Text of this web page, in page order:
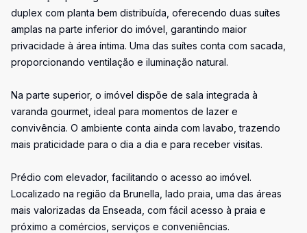
duplex com planta bem distribuída, oferecendo duas suítes
amplas na parte inferior do imóvel, garantindo maior
privacidade à área íntima. Uma das suítes conta com sacada,
proporcionando ventilação e iluminação natural.
Na parte superior, o imóvel dispõe de sala integrada à
varanda gourmet, ideal para momentos de lazer e
convivência. O ambiente conta ainda com lavabo, trazendo
mais praticidade para o dia a dia e para receber visitas.
Prédio com elevador, facilitando o acesso ao imóvel.
Localizado na região da Brunella, lado praia, uma das áreas
mais valorizadas da Enseada, com fácil acesso à praia e
próximo a comércios, serviços e conveniências.